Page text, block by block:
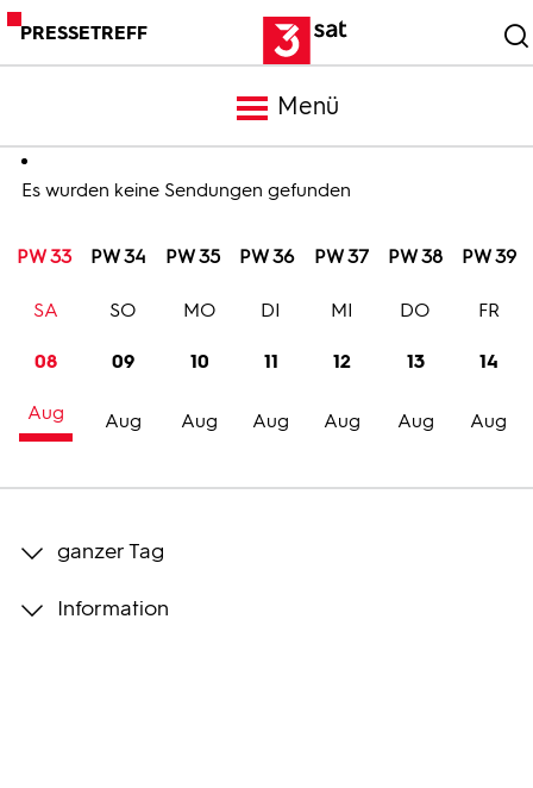
PRESSETREFF
Menü
Meldungen
Programm
Trailer
Bilder
Es wurden keine Sendungen gefunden
PW 33 PW 34 PW 35 PW 36 PW 37 PW 38 PW 39
08
Aug
SA
09
Aug
SO
10
Aug
MO
11
Aug
DI
12
Aug
MI
13
Aug
DO
14
Aug
FR
ganzer Tag
Information